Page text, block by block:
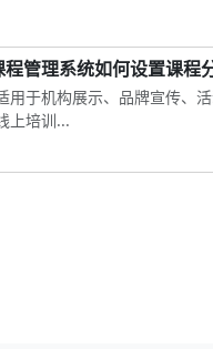
管理系统如何设置课程
用于机构展示、品牌宣传、
上培训...